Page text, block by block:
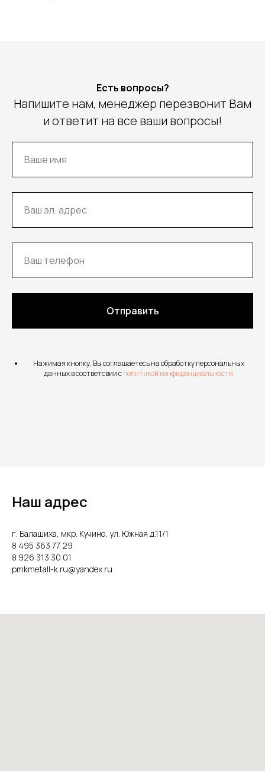
Есть вопросы?
Напишите нам, менеджер перезвонит Вам
и ответит на все ваши вопросы!
Отправить
Нажимая кнопку, Вы соглашаетесь на обработку персональных
данных в соответсвии сполитикой конфиденциальности
Наш адрес
г. Балашиха, мкр. Кучино, ул. Южная д.11/1
8 495 363 77 29
8 926 313 30 01
pmkmetall-k.ru@yandex.ru